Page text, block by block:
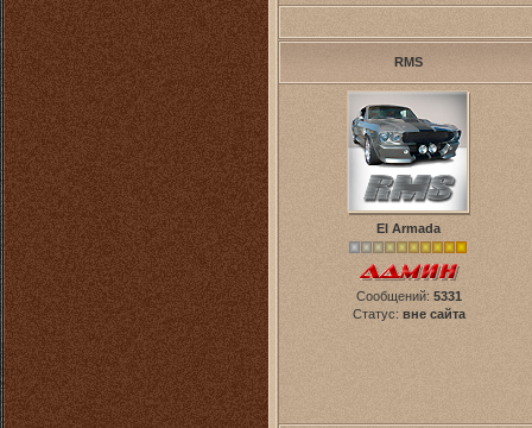
RMS
El Armada
Сообщений: 5331
Статус: вне сайта